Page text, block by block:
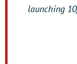
launching